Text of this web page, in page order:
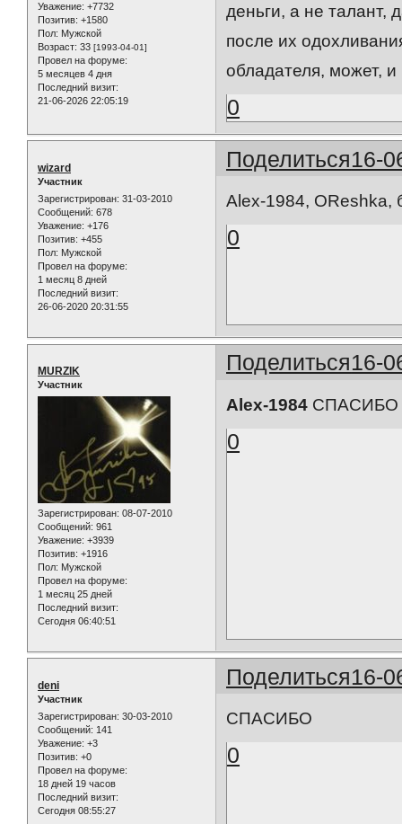
Уважение: +7732
Позитив: +1580
Пол: Мужской
Возраст: 33 [1993-04-01]
Провел на форуме:
5 месяцев 4 дня
Последний визит:
21-06-2026 22:05:19
деньги, а не талант,
после их
обладателя, может,
0
Поделиться16-
wizard
Участник
Зарегистрирован: 31-03-2010
Сообщений: 678
Уважение: +176
Позитив: +455
Пол: Мужской
Провел на форуме:
1 месяц 8 дней
Последний визит:
26-06-2020 20:31:55
Alex-1984, OReshka,
0
Поделиться16-
MURZIK
Участник
Зарегистрирован: 08-07-2010
Сообщений: 961
Уважение: +3939
Позитив: +1916
Пол: Мужской
Провел на форуме:
1 месяц 25 дней
Последний визит:
Сегодня 06:40:51
Alex-1984 СПАСИБО
0
Поделиться16-
deni
Участник
Зарегистрирован: 30-03-2010
Сообщений: 141
Уважение: +3
Позитив: +0
Провел на форуме:
18 дней 19 часов
Последний визит:
Сегодня 08:55:27
СПАСИБО
0